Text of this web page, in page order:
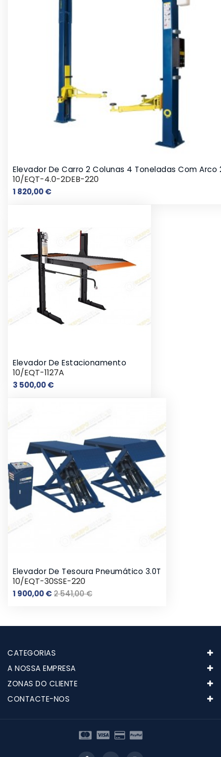
Elevador De Carro 2 Colunas 4 Toneladas Com Arco
10/EQT-4.0-2DEB-220
1 820,00 €Preço
Elevador De Estacionamento
10/EQT-1127A
3 500,00 €Preço
Elevador De Tesoura Pneumático 3.0T
10/EQT-30SSE-220
1 900,00 €Preço
2 541,00 €Preço
CATEGORIAS
A NOSSA EMPRESA
ZONAS DO CLIENTE
CONTACTE-NOS